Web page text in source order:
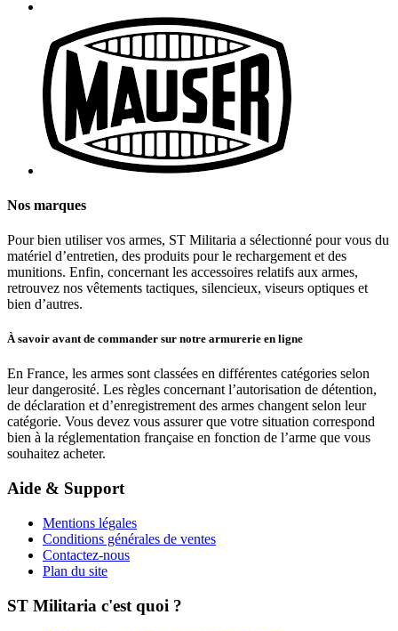
Nos marques
Pour bien utiliser vos armes, ST Militaria a sélectionné pour vous du
matériel d’entretien, des produits pour le rechargement et des
munitions. Enfin, concernant les accessoires relatifs aux armes,
retrouvez nos vêtements tactiques, silencieux, viseurs optiques et
bien d’autres.
À savoir avant de commander sur notre armurerie en ligne
En France, les armes sont classées en différentes catégories selon
leur dangerosité. Les règles concernant l’autorisation de détention,
de déclaration et d’enregistrement des armes changent selon leur
catégorie. Vous devez vous assurer que votre situation correspond
bien à la réglementation française en fonction de l’arme que vous
souhaitez acheter.
Aide & Support
Mentions légales
Conditions générales de ventes
Contactez-nous
Plan du site
ST Militaria c'est quoi ?